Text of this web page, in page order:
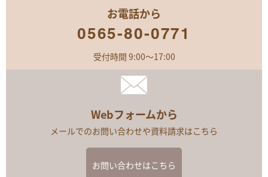
お電話から
0565-80-0771
受付時間 9:00～17:00
Webフォームから
メールでのお問い合わせや資料請求はこちら
お問い合わせはこちら